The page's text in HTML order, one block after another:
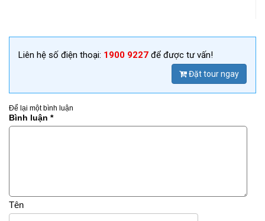
Liên hệ số điện thoại: 1900 9227 để được tư vấn!
Đặt tour ngay
Để lại một bình luận
Bình luận *
Tên